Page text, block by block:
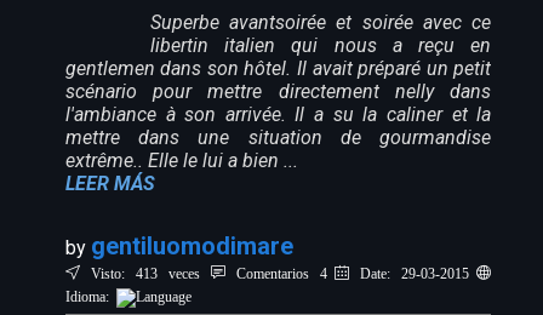
Superbe avantsoirée et soirée avec ce
libertin italien qui nous a reçu en
gentlemen dans son hôtel. Il avait préparé un petit
scénario pour mettre directement nelly dans
l'ambiance à son arrivée. Il a su la caliner et la
mettre dans une situation de gourmandise
extrême.. Elle le lui a bien ...
LEER MÁS
by gentiluomodimare
Visto: 413 veces Comentarios 4
Date: 29-03-2015
Idioma: